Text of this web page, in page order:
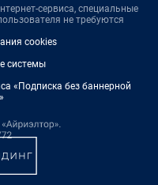
сервиса, специальные
не требуются
cookies
системы
«Подписка без баннерной